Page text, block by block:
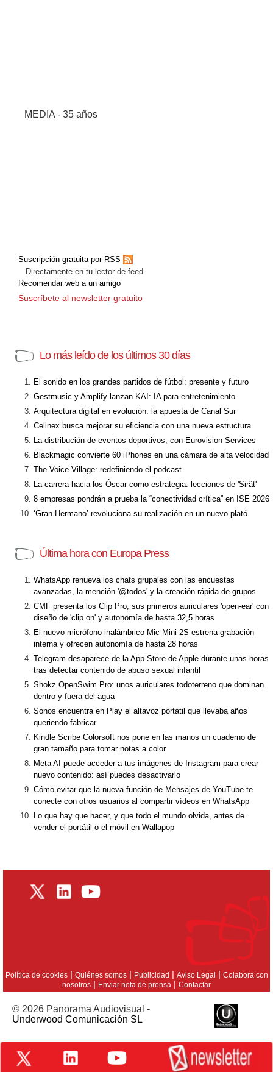
MEDIA - 35 años
Suscripción gratuita por RSS
Directamente en tu lector de feed
Recomendar web a un amigo
Suscríbete al newsletter gratuito
Lo más leído de los últimos 30 días
El sonido en los grandes partidos de fútbol: presente y futuro
Gestmusic y Amplify lanzan KAI: IA para entretenimiento
Arquitectura digital en evolución: la apuesta de Canal Sur
Cellnex busca mejorar su eficiencia con una nueva estructura
La distribución de eventos deportivos, con Eurovision Services
Blackmagic convierte 60 iPhones en una cámara de alta velocidad
The Voice Village: redefiniendo el podcast
La carrera hacia los Óscar como estrategia: lecciones de 'Sirât'
8 empresas pondrán a prueba la “conectividad crítica” en ISE 2026
‘Gran Hermano’ revoluciona su realización en un nuevo plató
Última hora con Europa Press
WhatsApp renueva los chats grupales con las encuestas
avanzadas, la mención '@todos' y la creación rápida de grupos
CMF presenta los Clip Pro, sus primeros auriculares 'open-ear' con
diseño de 'clip on' y autonomía de hasta 32,5 horas
El nuevo micrófono inalámbrico Mic Mini 2S estrena grabación
interna y ofrecen autonomía de hasta 28 horas
Telegram desaparece de la App Store de Apple durante unas horas
tras detectar contenido de abuso sexual infantil
Shokz OpenSwim Pro: unos auriculares todoterreno que dominan
dentro y fuera del agua
Sonos encuentra en Play el altavoz portátil que llevaba años
queriendo fabricar
Kindle Scribe Colorsoft nos pone en las manos un cuaderno de
gran tamaño para tomar notas a color
Meta AI puede acceder a tus imágenes de Instagram para crear
nuevo contenido: así puedes desactivarlo
Cómo evitar que la nueva función de Mensajes de YouTube te
conecte con otros usuarios al compartir vídeos en WhatsApp
Lo que hay que hacer, y que todo el mundo olvida, antes de
vender el portátil o el móvil en Wallapop
Política de cookies| Quiénes somos| Publicidad | Aviso Legal | Colabora con
nosotros | Enviar nota de prensa | Contactar
© 2026 Panorama Audiovisual -
Underwood Comunicación SL